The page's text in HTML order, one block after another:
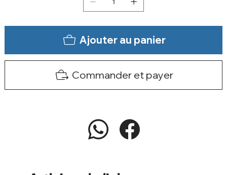
Ajouter au panier
Commander et payer